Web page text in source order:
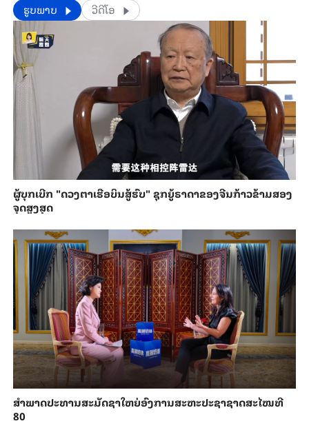
​​ຮູບພາບ ວີດີໂອ
ຜູ້ບຸກເບີກ "ດວງຕາເຮືອບິນສູ້ຮົບ" ຊຸກຍູ້ຣາດາຂອງຈີນກ້າວຂ້າມສອງ
ຈຸດສູງສຸດ
ສຳ​ພາດ​ປະ​ທານສະ​ມັດ​ຊາ​ໃຫຍ່​ອົງ​ການສະ​ຫະ​ປະ​ຊາ​ຊາດສະ​ໄໝ​ທີ
80